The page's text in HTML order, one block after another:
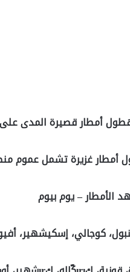
أمطار قصيرة المدى
غزيرة تشمل عموم
الأمطار – يوم بيوم